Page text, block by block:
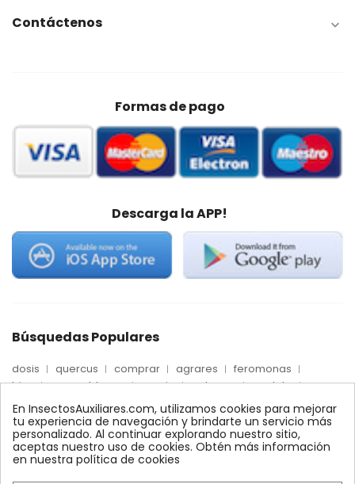
Contáctenos 
Formas de pago
Descarga la APP!
Búsquedas Populares
dosis quercus comprar agrares
feromonas
trips
mosca blanca precio palmera
quelato
Econex
control amblyseius araña roja
max
nido encinas alcornoques
conector
xilemax
foresta monitoreo ynject
fertinyect
bioline
robles conectores
ecologico
control biologico
En InsectosAuxiliares.com, utilizamos cookies para mejorar
tu experiencia de navegación y brindarte un servicio más
personalizado. Al continuar explorando nuestro sitio,
aceptas nuestro uso de cookies. Obtén más información
en nuestra política de cookies